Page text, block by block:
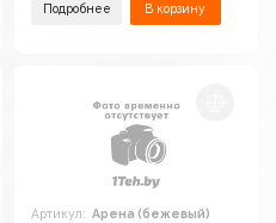
Подробнее В корзину
Артикул: Арена (бежевый)